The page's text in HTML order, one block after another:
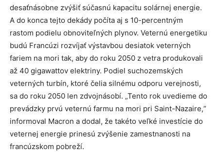
desaťnásobne zvýšiť súčasnú kapacitu solárnej energie.
A do konca tejto dekády počíta aj s 10-percentným
rastom podielu obnoviteľných plynov. Veternú energetiku
budú Francúzi rozvíjať výstavbou desiatok veterných
fariem na mori tak, aby do roku 2050 z vetra produkovali
až 40 gigawattov elektriny. Podiel suchozemských
veterných turbín, ktoré čelia silnému odporu verejnosti,
sa do roku 2050 len zdvojnásobí. „Tento rok uvedieme do
prevádzky prvú veternú farmu na mori pri Saint-Nazaire,“
informoval Macron a dodal, že takéto veľké investície do
veternej energie prinesú zvýšenie zamestnanosti na
francúzskom pobreží.